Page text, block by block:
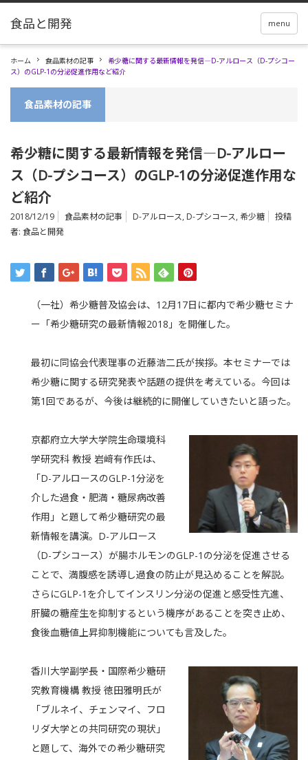
menu
ホーム 食品素材の記事
希少糖に関する最新情報を発信―D-アルロース（D-プシコー
ス）のGLP-1の分泌促進作用など紹介
食品素材の記事
希少糖に関する最新情報を発信―D-アルロー
ス（D-プシコース）のGLP-1の分泌促進作用な
ど紹介
2018/12/19 食品素材の記事 D-アルロース, D-プシコース, 希少糖
投稿
者: 食品と開発
（一社）希少糖普及協会は、12月17日に都内で希少糖セミナ
ー「希少糖研究の最新情報2018」を開催した。
最初に同協会代表理事の近藤浩二氏が挨拶。本セミナーでは
希少糖に関する研究発表や話題の提供を考えている。今回は
第1回であるが、今後は継続的に開催していきたいと語った。
京都府立大学大学院生命環境科
学研究科 教授 岩﨑有作氏は、
「D-アルロースのGLP-1分泌を
介した過食・肥満・糖尿病改善
作用」と題して希少糖研究の最
新情報を講演。D-アルロース
（D-プシコース）が腸ホルモンのGLP-1の分泌を促進させる
ことで、満腹感を誘導し過食の防止が見込めることを解説。
さらにGLP-1を介してインスリン分泌の促進と感受性亢進、
肝臓の糖産生を抑制するという機序があることを突き止め、
食後血糖値上昇抑制機能についても言及した。
香川大学副学長・国際希少糖研
究教育機構 教授 徳田雅明氏が
「ブルネイ、チェンマイ、フロ
リダ大学との共同研究の現状」
と題して、海外での希少糖研究